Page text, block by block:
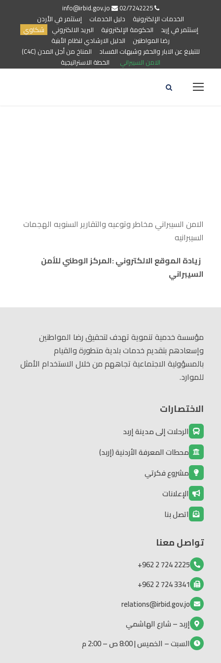
02/7242225
الخدمات الإلكترونية
دليل الخدمات
إستثمر في الأردن
إستثمر في إربد
الحكومة الإلكترونية البريد الالكتروني
شكاوي
رضا المواطنين
الدليل الارشادي لنظام الأبنية
للتبليغ عن الابار والحفر وشبهات الفساد
المناخ من أجل المدن (C4C)
الامن السيبراني
الخطة الاستراتيجية
الامن السيبراني مخاطر وتوعيه والتقارير السنويه الهجمات
السيبرانيه
زيادة الموقع الالكتروني :المركز الوطني للأمن
السيبراني
مؤسسة خدمية تنموية تهدف لتحقيق رضا المواطنين
وإسعادهم بتقديم خدمات بلدية متطورة والقيام
بالمسؤولية الاجتماعية تجاههم من خلال الاستخدام الأمثل
للموارد.
الاختصارات
الرحلات إلى مدينة إربد
محطات المعرفة الأردنية (إربد)
مشروع فكرتي
الإعلانات
اتصل بنا
تواصل معنا
2225 724 2 962+
3341 724 2 962+
relations@irbid.gov.jo
إربد – شارع الهاشمي
السبت – الخميس | 8:00 ص – 2:00 م